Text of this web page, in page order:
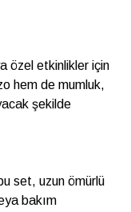
özel etkinlikler için
hem de mumluk,
şekilde
set, uzun ömürlü
bakım